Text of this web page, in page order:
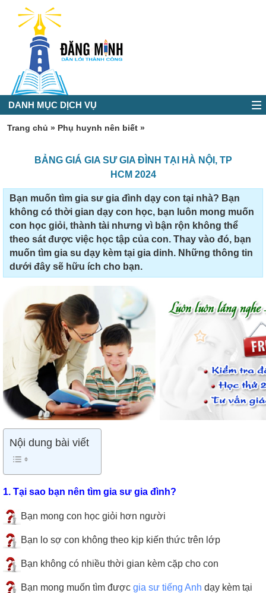
DANH MỤC DỊCH VỤ
Trang chủ » Phụ huynh nên biết »
BẢNG GIÁ GIA SƯ GIA ĐÌNH TẠI HÀ NỘI, TP
HCM 2024
Bạn muốn tìm gia sư gia đình dạy con tại nhà? Bạn
không có thời gian dạy con học, bạn luôn mong muốn
con học giỏi, thành tài nhưng vì bận rộn không thể
theo sát được việc học tập của con. Thay vào đó, bạn
muốn tìm gia su dạy kèm tại gia dinh. Những thông tin
dưới đây sẽ hữu ích cho bạn.
Nội dung bài viết
1. Tại sao bạn nên tìm gia sư gia đình?
Bạn mong con học giỏi hơn người
Bạn lo sợ con không theo kịp kiến thức trên lớp
Bạn không có nhiều thời gian kèm cặp cho con
Bạn mong muốn tìm được gia sư tiếng Anh dạy kèm tại